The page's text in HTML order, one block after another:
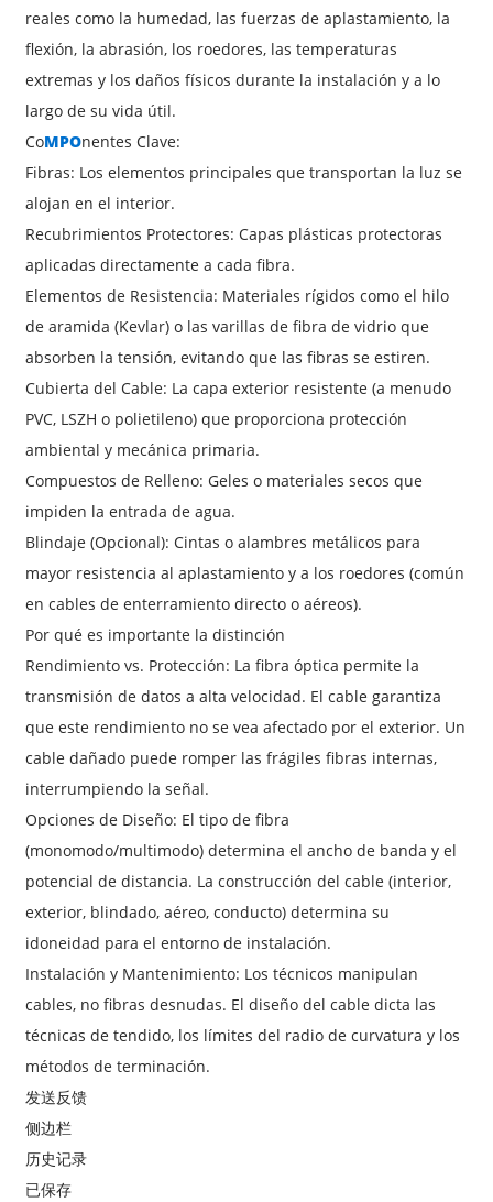
reales como la humedad, las fuerzas de aplastamiento, la
flexión, la abrasión, los roedores, las temperaturas
extremas y los daños físicos durante la instalación y a lo
largo de su vida útil.
CoMPOnentes Clave:
Fibras: Los elementos principales que transportan la luz se
alojan en el interior.
Recubrimientos Protectores: Capas plásticas protectoras
aplicadas directamente a cada fibra.
Elementos de Resistencia: Materiales rígidos como el hilo
de aramida (Kevlar) o las varillas de fibra de vidrio que
absorben la tensión, evitando que las fibras se estiren.
Cubierta del Cable: La capa exterior resistente (a menudo
PVC, LSZH o polietileno) que proporciona protección
ambiental y mecánica primaria.
Compuestos de Relleno: Geles o materiales secos que
impiden la entrada de agua.
Blindaje (Opcional): Cintas o alambres metálicos para
mayor resistencia al aplastamiento y a los roedores (común
en cables de enterramiento directo o aéreos).
Por qué es importante la distinción
Rendimiento vs. Protección: La fibra óptica permite la
transmisión de datos a alta velocidad. El cable garantiza
que este rendimiento no se vea afectado por el exterior. Un
cable dañado puede romper las frágiles fibras internas,
interrumpiendo la señal.
Opciones de Diseño: El tipo de fibra
(monomodo/multimodo) determina el ancho de banda y el
potencial de distancia. La construcción del cable (interior,
exterior, blindado, aéreo, conducto) determina su
idoneidad para el entorno de instalación.
Instalación y Mantenimiento: Los técnicos manipulan
cables, no fibras desnudas. El diseño del cable dicta las
técnicas de tendido, los límites del radio de curvatura y los
métodos de terminación.
发送反馈
侧边栏
历史记录
已保存